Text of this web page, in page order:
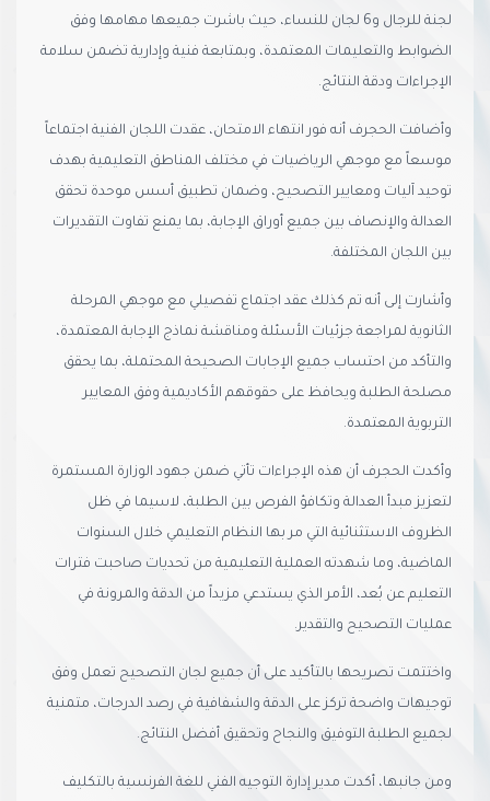
لجنة للرجال و6 لجان للنساء، حيث باشرت جميعها مهامها وفق
الضوابط والتعليمات المعتمدة، وبمتابعة فنية وإدارية تضمن سلامة
الإجراءات ودقة النتائج.
وأضافت الحجرف أنه فور انتهاء الامتحان، عقدت اللجان الفنية اجتماعاً
موسعاً مع موجهي الرياضيات في مختلف المناطق التعليمية بهدف
توحيد آليات ومعايير التصحيح، وضمان تطبيق أسس موحدة تحقق
العدالة والإنصاف بين جميع أوراق الإجابة، بما يمنع تفاوت التقديرات
بين اللجان المختلفة.
وأشارت إلى أنه تم كذلك عقد اجتماع تفصيلي مع موجهي المرحلة
الثانوية لمراجعة جزئيات الأسئلة ومناقشة نماذج الإجابة المعتمدة،
والتأكد من احتساب جميع الإجابات الصحيحة المحتملة، بما يحقق
مصلحة الطلبة ويحافظ على حقوقهم الأكاديمية وفق المعايير
التربوية المعتمدة.
وأكدت الحجرف أن هذه الإجراءات تأتي ضمن جهود الوزارة المستمرة
لتعزيز مبدأ العدالة وتكافؤ الفرص بين الطلبة، لاسيما في ظل
الظروف الاستثنائية التي مر بها النظام التعليمي خلال السنوات
الماضية، وما شهدته العملية التعليمية من تحديات صاحبت فترات
التعليم عن بُعد، الأمر الذي يستدعي مزيداً من الدقة والمرونة في
عمليات التصحيح والتقدير.
واختتمت تصريحها بالتأكيد على أن جميع لجان التصحيح تعمل وفق
توجيهات واضحة تركز على الدقة والشفافية في رصد الدرجات، متمنية
لجميع الطلبة التوفيق والنجاح وتحقيق أفضل النتائج.
ومن جانبها، أكدت مدير إدارة التوجيه الفني للغة الفرنسية بالتكليف